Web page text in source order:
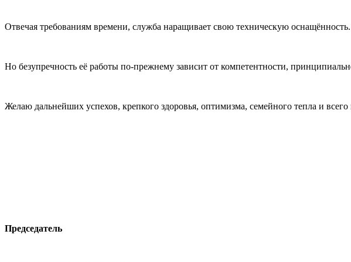
Отвечая требованиям времени, служба наращивает свою техническую оснащённость.
Но безупречность её работы по-прежнему зависит от компетентности,
Желаю дальнейших успехов, крепкого здоровья, оптимизма, семейного тепла и
Председатель